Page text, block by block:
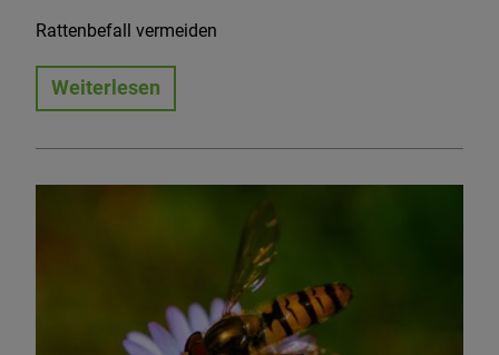
Rattenbefall vermeiden
Weiterlesen